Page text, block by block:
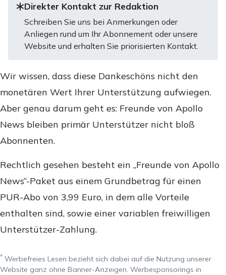
Direkter Kontakt zur Redaktion
Schreiben Sie uns bei Anmerkungen oder
Anliegen rund um Ihr Abonnement oder unsere
Website und erhalten Sie priorisierten Kontakt.
Wir wissen, dass diese Dankeschöns nicht den
monetären Wert Ihrer Unterstützung aufwiegen.
Aber genau darum geht es: Freunde von Apollo
News bleiben primär Unterstützer nicht bloß
Abonnenten.
Rechtlich gesehen besteht ein „Freunde von Apollo
News“-Paket aus einem Grundbetrag für einen
PUR-Abo von 3,99 Euro, in dem alle Vorteile
enthalten sind, sowie einer variablen freiwilligen
Unterstützer-Zahlung.
* Werbefreies Lesen bezieht sich dabei auf die Nutzung unserer
Website ganz ohne Banner-Anzeigen. Werbesponsorings in